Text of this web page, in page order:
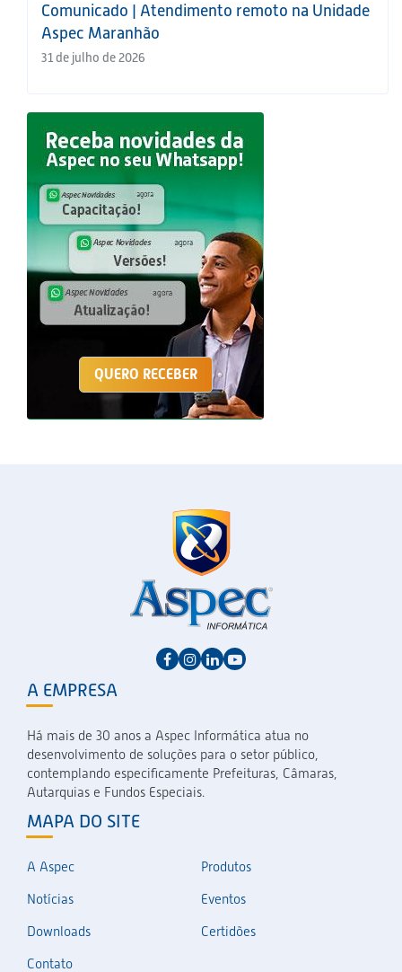
Comunicado | Atendimento remoto na Unidade
Aspec Maranhão
31 de julho de 2026
QUERO RECEBER
A EMPRESA
Há mais de 30 anos a Aspec Informática atua no
desenvolvimento de soluções para o setor público,
contemplando especificamente Prefeituras, Câmaras,
Autarquias e Fundos Especiais.
MAPA DO SITE
A Aspec
Produtos
Notícias
Eventos
Downloads
Certidões
Contato